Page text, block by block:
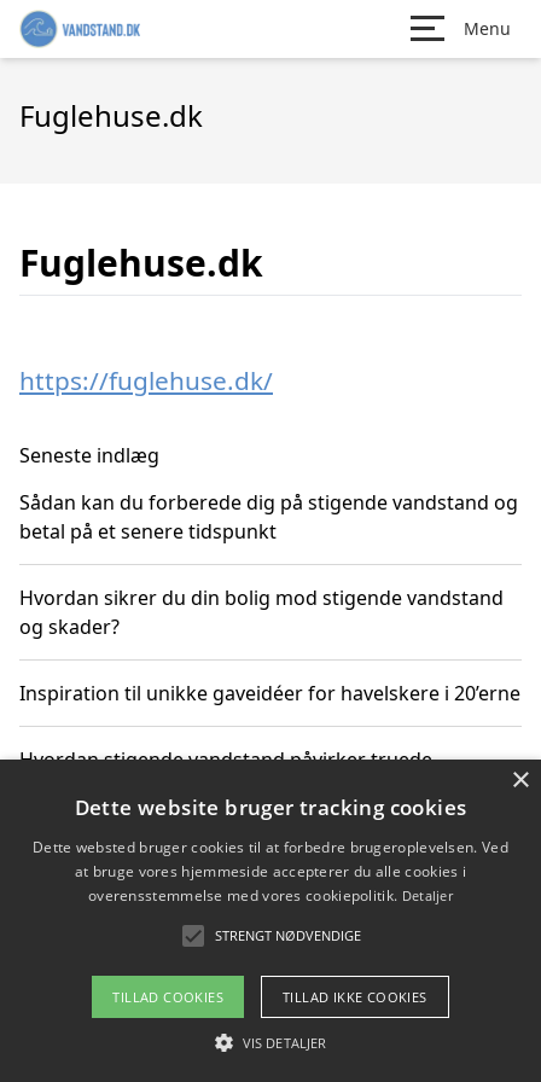
Menu
Fuglehuse.dk
Fuglehuse.dk
https://fuglehuse.dk/
Seneste indlæg
Sådan kan du forberede dig på stigende vandstand og
betal på et senere tidspunkt
Hvordan sikrer du din bolig mod stigende vandstand
og skader?
Inspiration til unikke gaveidéer for havelskere i 20’erne
Hvordan stigende vandstand påvirker truede
Sådan vælger du de bedste vandrerygsække til
vandreture i Danmark
Copyright 2026 - Pilanto Aps
Om / kontakt
×
Dette website bruger tracking cookies
Dette websted bruger cookies til at forbedre brugeroplevelsen. Ved
at bruge vores hjemmeside accepterer du alle cookies i
overensstemmelse med vores cookiepolitik. Detaljer
STRENGT NØDVENDIGE
TILLAD COOKIES TILLAD IKKE COOKIES
VIS DETALJER